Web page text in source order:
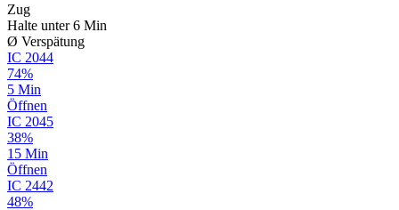
Zug
Halte unter 6 Min
Ø Verspätung
IC 2044
74%
5 Min
Öffnen
IC 2045
38%
15 Min
Öffnen
IC 2442
48%